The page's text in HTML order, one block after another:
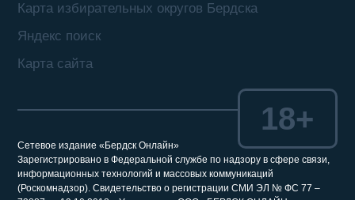
Карта избирательных округов Бердска
Яндекс поиск
Карта сайта
Сетевое издание «Бердск Онлайн»
Зарегистрировано в Федеральной службе по надзору в сфере связи,
информационных технологий и массовых коммуникаций
(Роскомнадзор). Свидетельство о регистрации СМИ ЭЛ № ФС 77 –
18+